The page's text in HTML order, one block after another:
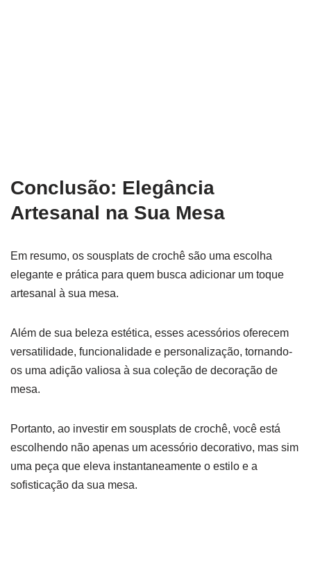
Conclusão: Elegância
Artesanal na Sua Mesa
Em resumo, os sousplats de crochê são uma escolha
elegante e prática para quem busca adicionar um toque
artesanal à sua mesa.
Além de sua beleza estética, esses acessórios oferecem
versatilidade, funcionalidade e personalização, tornando-
os uma adição valiosa à sua coleção de decoração de
mesa.
Portanto, ao investir em sousplats de crochê, você está
escolhendo não apenas um acessório decorativo, mas sim
uma peça que eleva instantaneamente o estilo e a
sofisticação da sua mesa.